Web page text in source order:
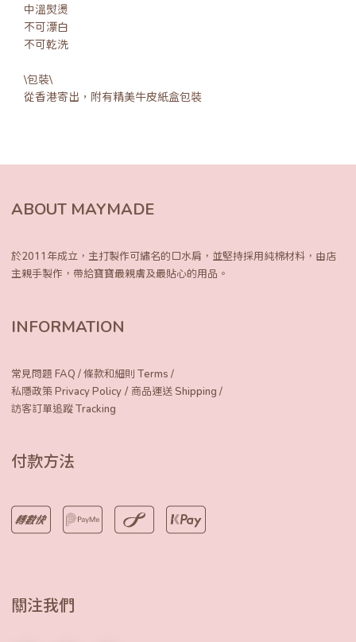
中溫熨燙
不可漂白
不可乾洗
\包裝\
從香港寄出，附有精美牛皮紙盒包裝
ABOUT MAYMADE
於2011年成立，主打製作可繡名的口水肩， 並堅持採用純棉材料，由店
主親手製作， 帶給寶寶最親膚及最貼心的用品。
INFORMATION
常見問題 FAQ /條款和細則 Terms /
私隱政策 Privacy Policy / 商品運送 Shipping /
訪客訂單追蹤 Tracking
付款方法
關注我們